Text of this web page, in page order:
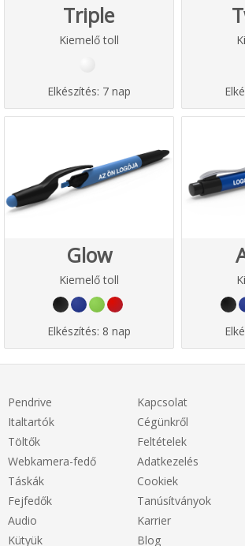
Triple
Kiemelő toll
Elkészítés: 7 nap
Glow
Kiemelő toll
Elkészítés: 8 nap
Pendrive
Italtartók
Töltők
Webkamera-fedő
Táskák
Fejfedők
Audio
Kütyük
Kapcsolat
Cégünkről
Feltételek
Adatkezelés
Cookiek
Tanúsítványok
Karrier
Blog